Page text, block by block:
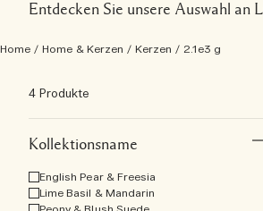
Entdecken Sie unsere Auswahl an
Home / Home & Kerzen / Kerzen / 2.1e3 g
4 Produkte
Kollektionsname
English Pear & Freesia
Lime Basil & Mandarin